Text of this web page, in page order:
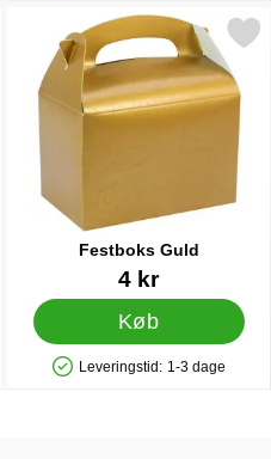
som favorit
Festboks Guld
Varenr 124074 kr
Køb
Produkttilgængelighed: På lager
Leveringstid: 1-3 dage
Markér festboks